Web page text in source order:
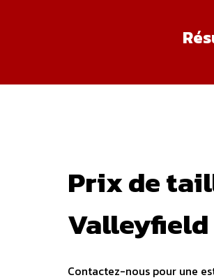
Prix de
Valleyfield
Contactez-nous pour une